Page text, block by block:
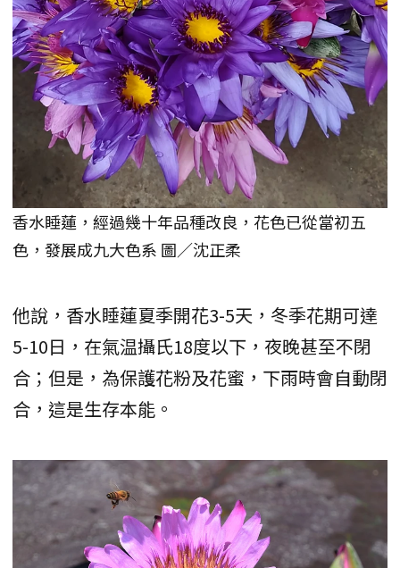
香水睡蓮，經過幾十年品種改良，花色已從當初五
色，發展成九大色系 圖／沈正柔
他說，香水睡蓮夏季開花3-5天，冬季花期可達
5-10日，在氣温攝氏18度以下，夜晚甚至不閉
合；但是，為保護花粉及花蜜，下雨時會自動閉
合，這是生存本能。